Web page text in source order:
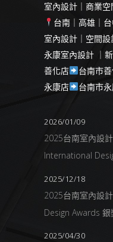
室內設計｜商業
台南｜高雄｜
室內設計｜空間
永康室內設計 ｜
善化店
台南市
永康店
台南市
2026/01/09
2025台南室內設
International
2025/12/18
2025台南室內設
Design Awards 銀
2025/04/30